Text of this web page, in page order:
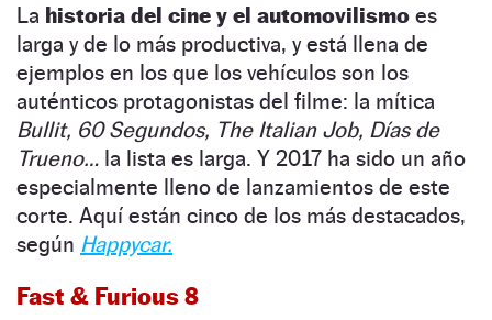
La historia del cine y el automovilismo es
larga y de lo más productiva, y está llena de
ejemplos en los que los vehículos son los
auténticos protagonistas del filme: la mítica
Bullit, 60 Segundos, The Italian Job, Días de
Trueno… la lista es larga. Y 2017 ha sido un año
especialmente lleno de lanzamientos de este
corte. Aquí están cinco de los más destacados,
según Happycar.
Fast & Furious 8